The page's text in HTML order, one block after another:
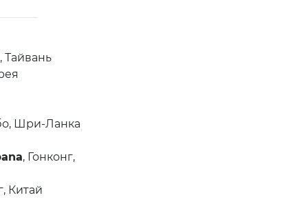
, Тайвань
Шри-Ланка
, Гонконг,
Китай